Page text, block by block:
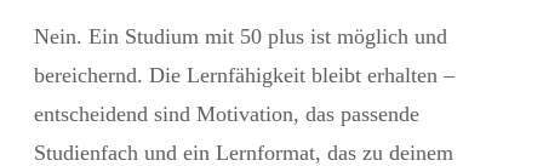
Nein. Ein Studium mit 50 plus ist möglich und
bereichernd. Die Lernfähigkeit bleibt erhalten –
entscheidend sind Motivation, das passende
Studienfach und ein Lernformat, das zu deinem